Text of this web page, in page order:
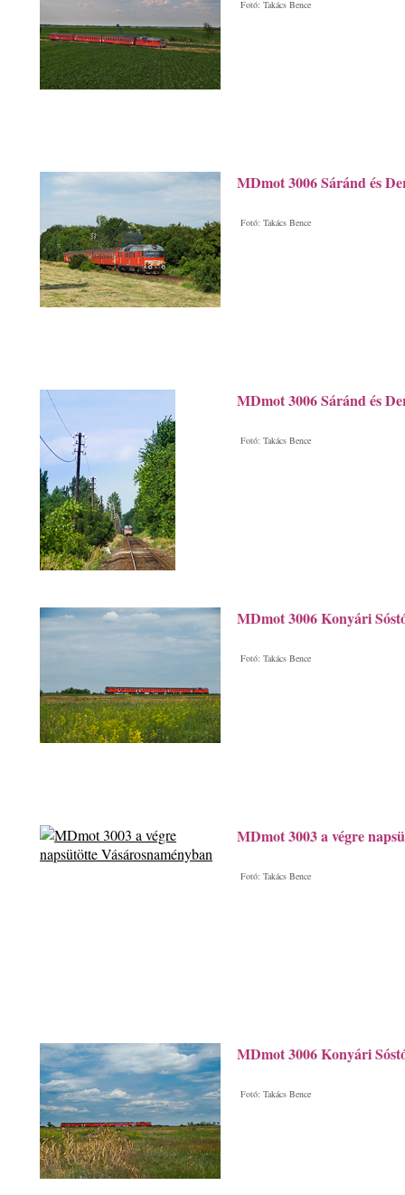
Fotó: Takács Bence
MDmot 3006 Sáránd és
Fotó: Takács Bence
MDmot 3006 Sáránd és
Fotó: Takács Bence
MDmot 3006 Konyári
Fotó: Takács Bence
MDmot 3003 a végre
Fotó: Takács Bence
MDmot 3006 Konyári
Fotó: Takács Bence